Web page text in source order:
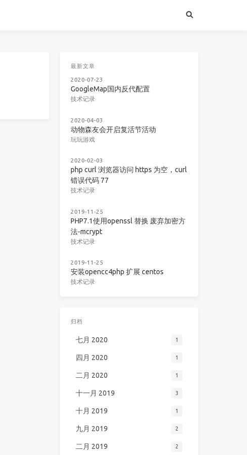
最新文章
2020-07-23
GoogleMap国内反代配置
技术记录
2020-04-03
动物森友会开启复活节活动
玩玩游戏
2020-02-03
php curl 浏览器访问 https 为空，curl
错误代码 77
技术记录
2019-11-25
PHP7.1使用openssl 替换 废弃加密方
法-mcrypt
技术记录
2019-11-25
安装opencc4php 扩展 centos
技术记录
归档
七月 2020 1
四月 2020 1
二月 2020 1
十一月 2019 3
十月 2019 1
九月 2019 2
二月 2019 2